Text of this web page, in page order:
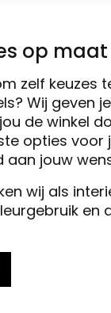
op maat
zelf keuzes
Wij geven
de winkel
opties voor
aan jouw
wij als
en